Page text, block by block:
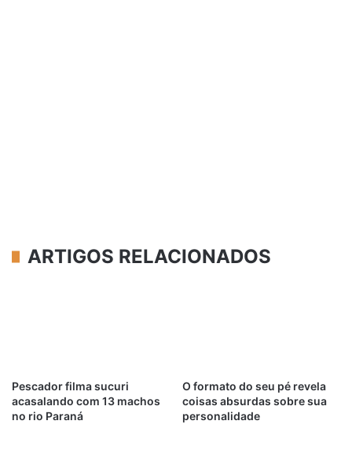
ARTIGOS RELACIONADOS
Pescador filma sucuri
acasalando com 13 machos
no rio Paraná
O formato do seu pé revela
coisas absurdas sobre sua
personalidade